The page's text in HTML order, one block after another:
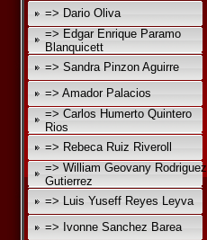
=> Dario Oliva
=> Edgar Enrique Paramo
Blanquicett
=> Sandra Pinzon Aguirre
=> Amador Palacios
=> Carlos Humerto Quintero
Rios
=> Rebeca Ruiz Riveroll
=> William Geovany Rodriguez
Gutierrez
=> Luis Yuseff Reyes Leyva
=> Ivonne Sanchez Barea